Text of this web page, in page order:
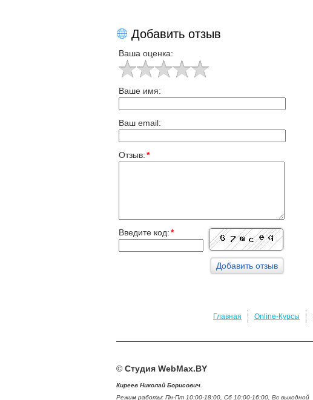
Добавить отзыв
Ваша оценка:
Ваше имя:
Ваш email:
Отзыв:*
Введите код:*
Главная Online-Курсы
© Студия WebMax.BY
Киреев Николай Борисович
Режим работы: Пн-Пт 10:00-18:00, Сб 10:00-16:00, Вс выходной